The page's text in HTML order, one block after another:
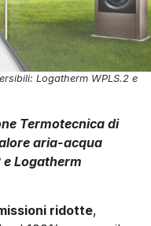
Logatherm WPLS.2 e
Termotecnica di
aria-acqua
Logatherm
ridotte,